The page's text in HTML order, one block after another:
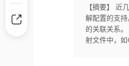
【摘要】 近
解配置的支
的关联关系
射文件中，